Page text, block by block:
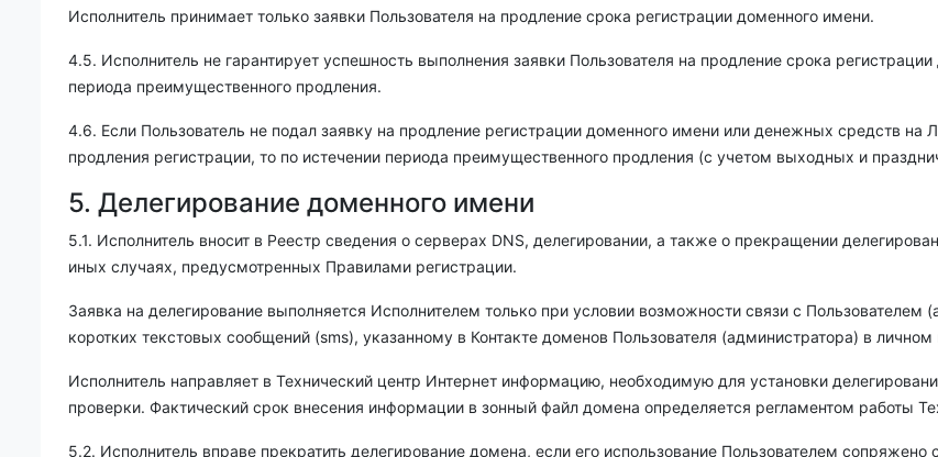
Исполнитель принимает только заявки Пользователя на продление срока регистрации доменного имени.
4.5. Исполнитель не гарантирует успешность выполнения заявки Пользователя на продление срока
периода преимущественного продления.
4.6. Если Пользователь не подал заявку на продление регистрации доменного имени или денежных средств на
продления регистрации, то по истечении периода преимущественного продления (с учетом выходных и
5. Делегирование доменного имени
5.1. Исполнитель вносит в Реестр сведения о серверах DNS, делегировании, а также о прекращении
иных случаях, предусмотренных Правилами регистрации.
Заявка на делегирование выполняется Исполнителем только при условии возможности связи с
коротких текстовых сообщений (sms), указанному в Контакте доменов Пользователя (администратора) в личном
Исполнитель направляет в Технический центр Интернет информацию, необходимую для установки
проверки. Фактический срок внесения информации в зонный файл домена определяется регламентом работы
5.2. Исполнитель вправе прекратить делегирование домена, если его использование Пользователем сопряжено